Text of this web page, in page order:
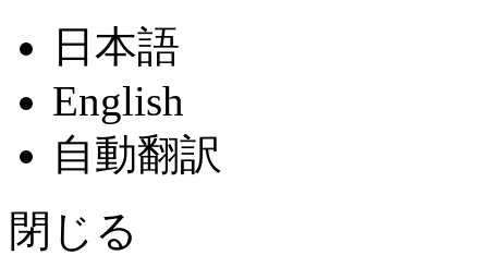
日本語
English
自動翻訳
閉じる